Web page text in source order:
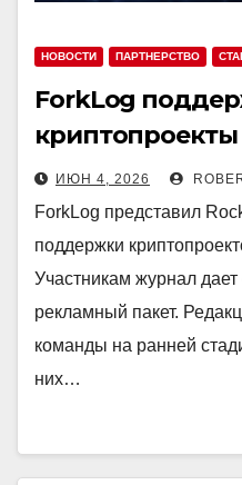
НОВОСТИ ПАРТНЕРСТВО
ForkLog
криптопроекты
рекламу
ИЮН 4, 2026
ForkLog представил
поддержки
Участникам журнал
рекламный пакет.
команды на ранней
них…